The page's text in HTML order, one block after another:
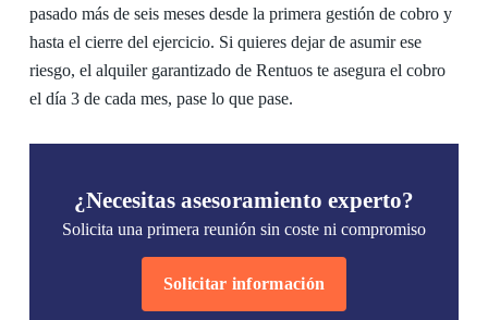
pasado más de seis meses desde la primera gestión de cobro y
hasta el cierre del ejercicio. Si quieres dejar de asumir ese
riesgo, el alquiler garantizado de Rentuos te asegura el cobro
el día 3 de cada mes, pase lo que pase.
¿Necesitas asesoramiento experto?
Solicita una primera reunión sin coste ni compromiso
Solicitar información